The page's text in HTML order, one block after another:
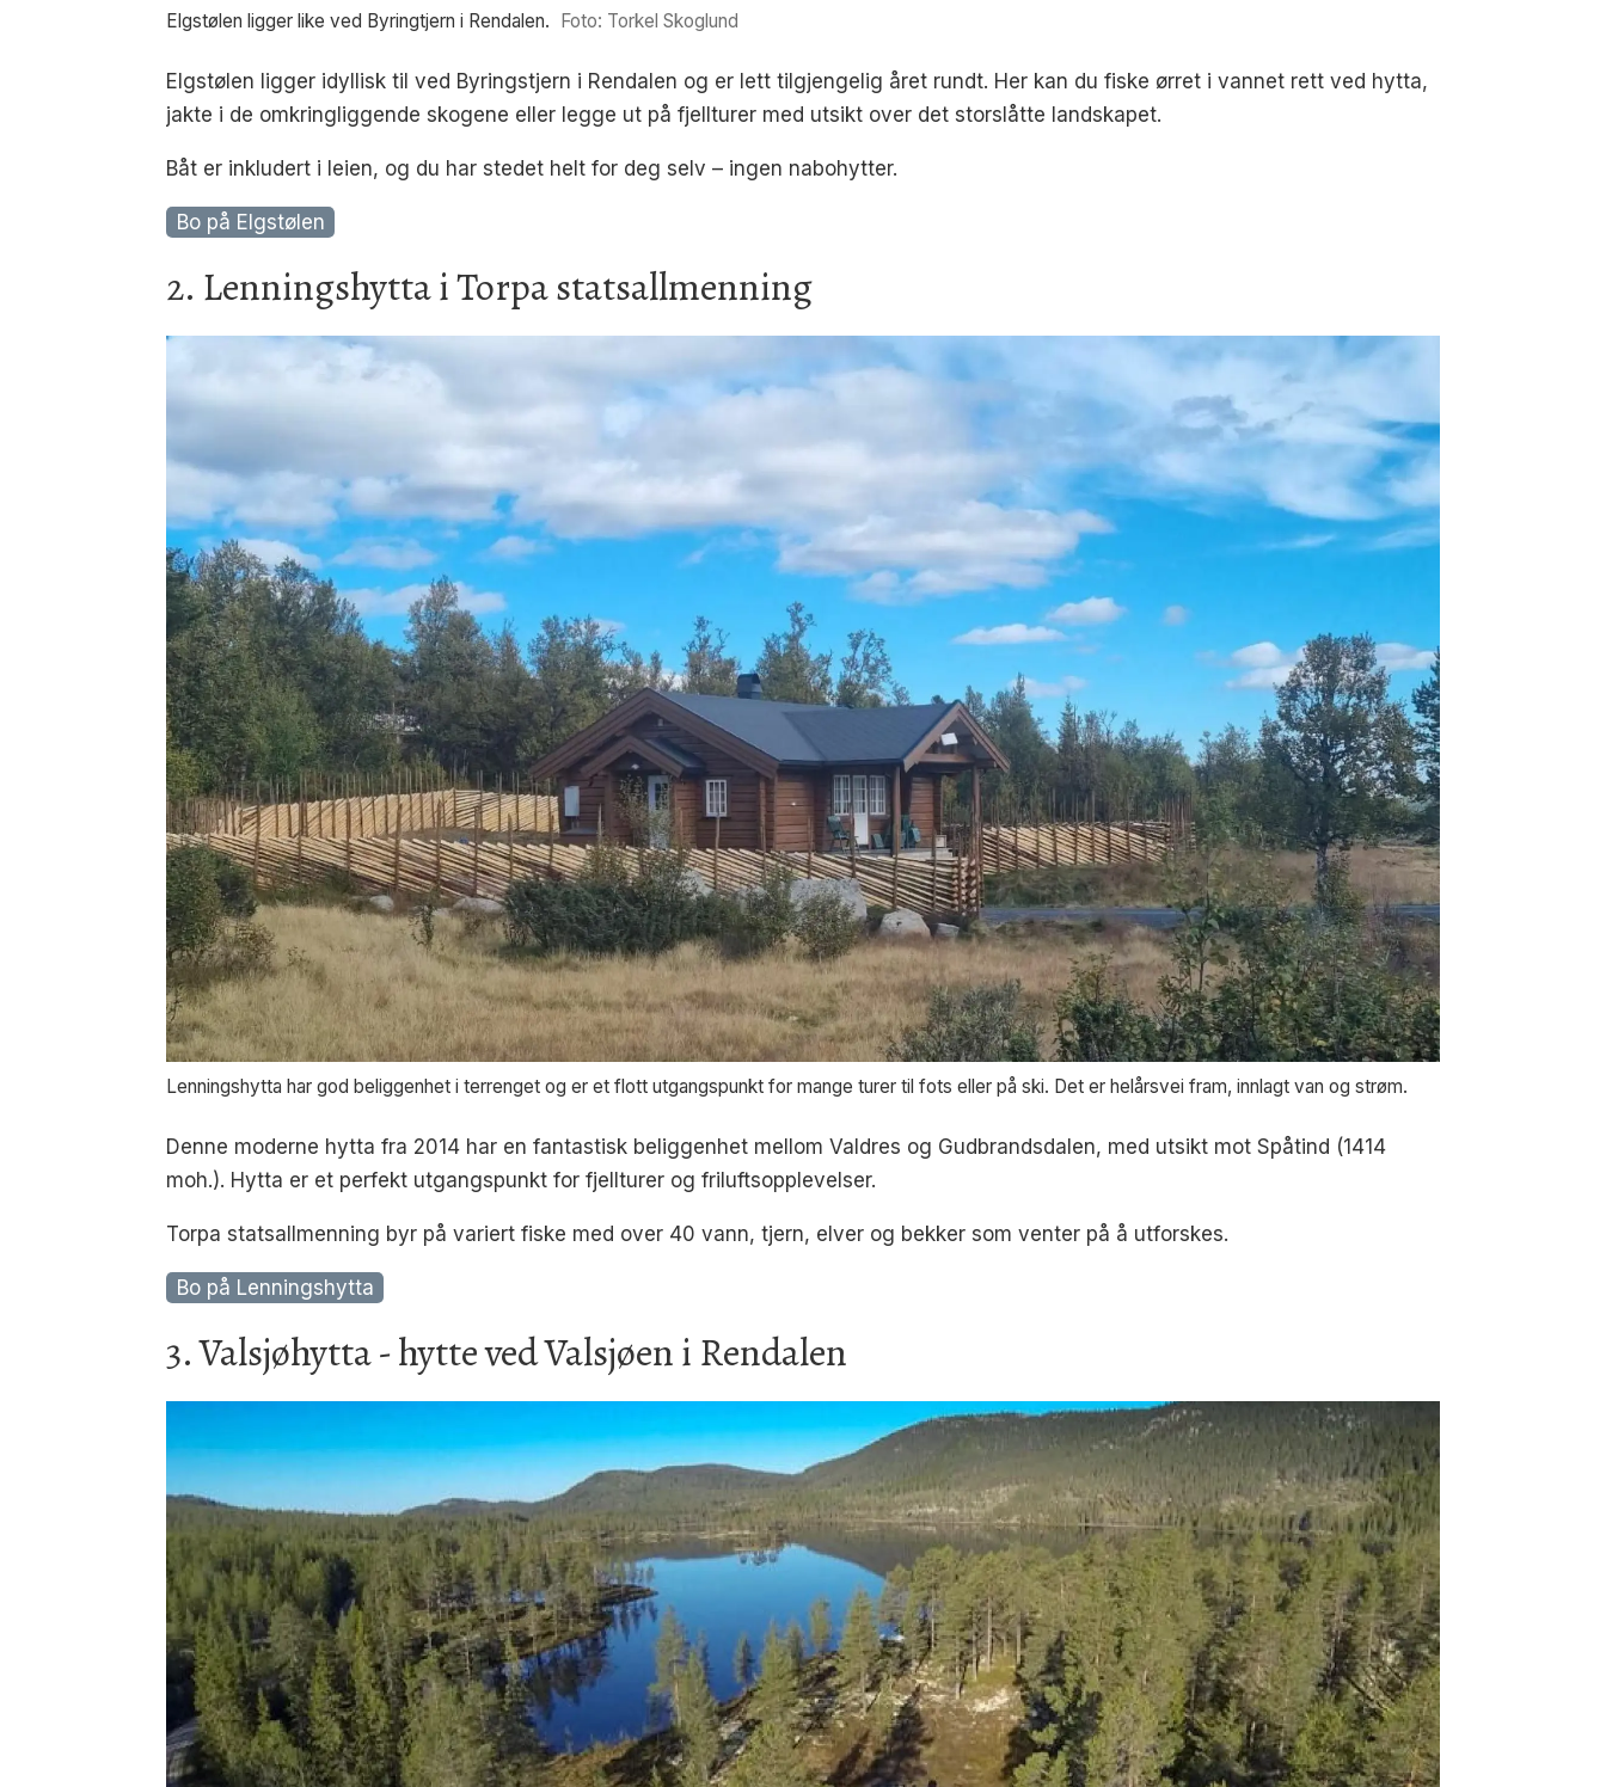
Elgstølen ligger like ved Byringtjern i Rendalen. Foto: Torkel Skoglund
Elgstølen ligger idyllisk til ved Byringstjern i Rendalen og er lett tilgjengelig året rundt. Her kan du fiske ørret i vannet rett ved hytta,
jakte i de omkringliggende skogene eller legge ut på fjellturer med utsikt over det storslåtte landskapet.
Båt er inkludert i leien, og du har stedet helt for deg selv – ingen nabohytter.
Bo på Elgstølen
2. Lenningshytta i Torpa statsallmenning
Lenningshytta har god beliggenhet i terrenget og er et flott utgangspunkt for mange turer til fots eller på ski. Det er helårsvei fram, innlagt van og strøm.
Denne moderne hytta fra 2014 har en fantastisk beliggenhet mellom Valdres og Gudbrandsdalen, med utsikt mot Spåtind (1414
moh.). Hytta er et perfekt utgangspunkt for fjellturer og friluftsopplevelser.
Torpa statsallmenning byr på variert fiske med over 40 vann, tjern, elver og bekker som venter på å utforskes.
Bo på Lenningshytta
3. Valsjøhytta - hytte ved Valsjøen i Rendalen